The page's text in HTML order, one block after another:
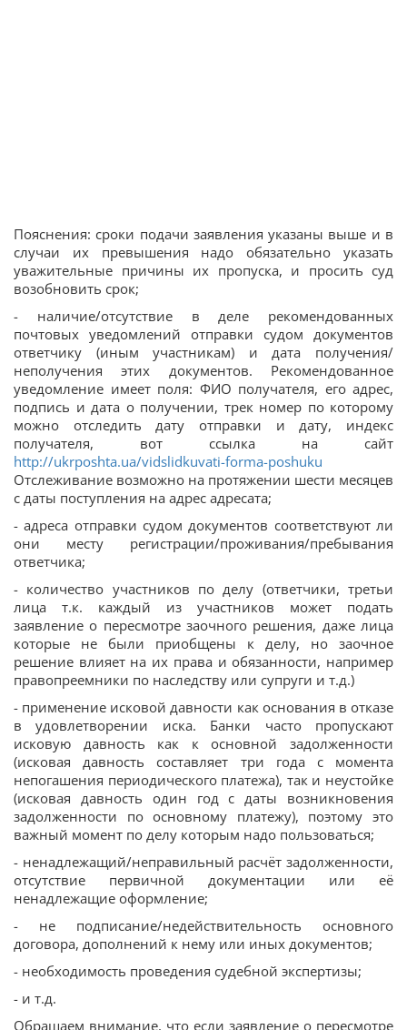
Пояснения: сроки подачи заявления указаны выше и в
случаи их превышения надо обязательно указать
уважительные причины их пропуска, и просить суд
возобновить срок;
- наличие/отсутствие в деле рекомендованных
почтовых уведомлений отправки судом документов
ответчику (иным участникам) и дата получения/
неполучения этих документов. Рекомендованное
уведомление имеет поля: ФИО получателя, его адрес,
подпись и дата о получении, трек номер по которому
можно отследить дату отправки и дату, индекс
получателя, вот ссылка на сайт
http://ukrposhta.ua/vidslidkuvati-forma-poshuku
Отслеживание возможно на протяжении шести месяцев
с даты поступления на адрес адресата;
- адреса отправки судом документов соответствуют ли
они месту регистрации/проживания/пребывания
ответчика;
- количество участников по делу (ответчики, третьи
лица т.к. каждый из участников может подать
заявление о пересмотре заочного решения, даже лица
которые не были приобщены к делу, но заочное
решение влияет на их права и обязанности, например
правопреемники по наследству или супруги и т.д.)
- применение исковой давности как основания в отказе
в удовлетворении иска. Банки часто пропускают
исковую давность как к основной задолженности
(исковая давность составляет три года с момента
непогашения периодического платежа), так и неустойке
(исковая давность один год с даты возникновения
задолженности по основному платежу), поэтому это
важный момент по делу которым надо пользоваться;
- ненадлежащий/неправильный расчёт задолженности,
отсутствие первичной документации или её
ненадлежащие оформление;
- не подписание/недействительность основного
договора, дополнений к нему или иных документов;
- необходимость проведения судебной экспертизы;
- и т.д.
Обращаем внимание, что если заявление о пересмотре